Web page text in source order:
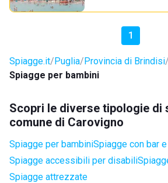
1
Spiagge.it Puglia Provincia di Brindisi
Spiagge per bambini
Scopri le diverse tipologie di
comune di Carovigno
Spiagge per bambiniSpiagge con bar
Spiagge accessibili per disabili
Spiagge attrezzate